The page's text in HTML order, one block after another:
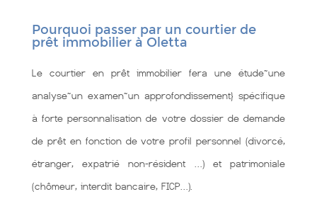
Pourquoi passer par un courtier de
prêt immobilier à Oletta
Le courtier en prêt immobilier fera une étude~une
analyse~un examen~un approfondissement} spécifique
à forte personnalisation de votre dossier de demande
de prêt en fonction de votre profil personnel (divorcé,
étranger, expatrié non-résident …) et patrimoniale
(chômeur, interdit bancaire, FICP…).